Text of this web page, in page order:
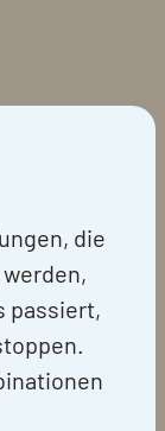
die
passiert,